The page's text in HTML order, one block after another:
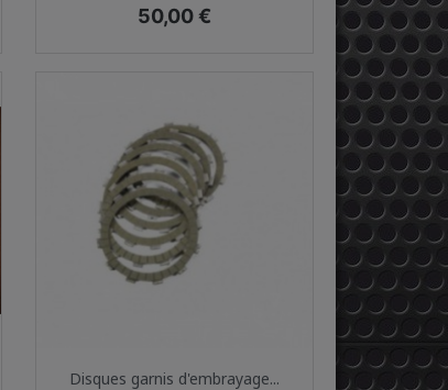
Prix
50,00 €
Aperçu rapide
Disques garnis d'embrayage...